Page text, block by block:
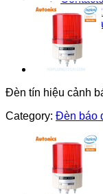
Light
Đèn tín hiệu cảnh
Category: Đèn báo